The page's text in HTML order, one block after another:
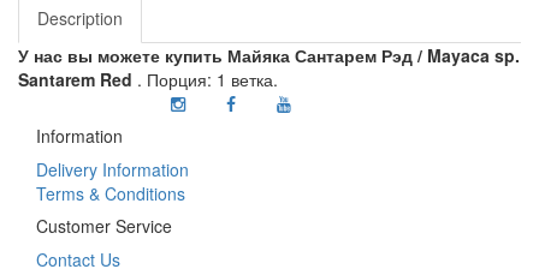
Description
У нас вы можете купить Майяка Сантарем Рэд / Mayaca sp.
Santarem Red . Порция: 1 ветка.
Information
Delivery Information
Terms & Conditions
Customer Service
Contact Us